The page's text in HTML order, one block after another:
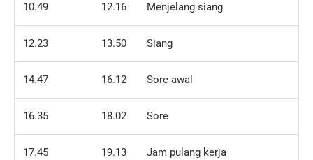
10.49 12.16 Menjelang siang
12.23 13.50 Siang
14.47 16.12 Sore awal
16.35 18.02 Sore
17.45 19.13 Jam pulang kerja